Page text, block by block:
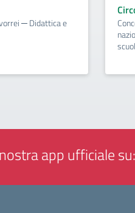
─ Didattica e
app ufficiale su: